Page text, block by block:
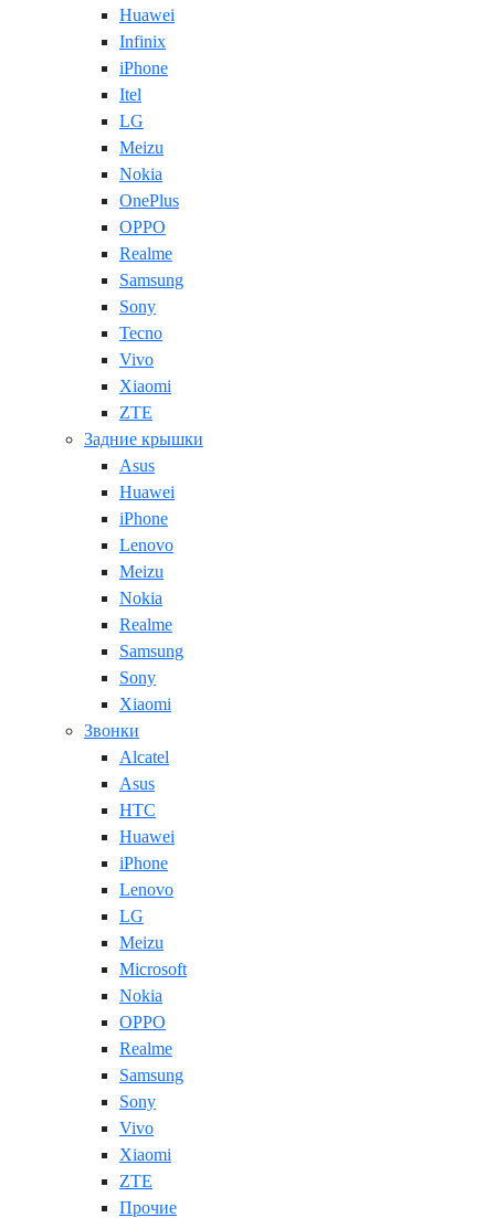
Huawei
Infinix
iPhone
Itel
LG
Meizu
Nokia
OnePlus
OPPO
Realme
Samsung
Sony
Tecno
Vivo
Xiaomi
ZTE
Задние крышки
Asus
Huawei
iPhone
Lenovo
Meizu
Nokia
Realme
Samsung
Sony
Xiaomi
Звонки
Alcatel
Asus
HTC
Huawei
iPhone
Lenovo
LG
Meizu
Microsoft
Nokia
OPPO
Realme
Samsung
Sony
Vivo
Xiaomi
ZTE
Прочие